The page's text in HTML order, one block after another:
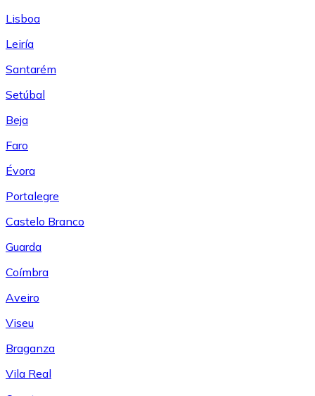
Lisboa
Leiría
Santarém
Setúbal
Beja
Faro
Évora
Portalegre
Castelo Branco
Guarda
Coímbra
Aveiro
Viseu
Braganza
Vila Real